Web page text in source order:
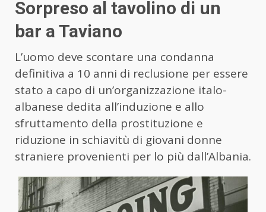
Sorpreso al tavolino di un
bar a Taviano
L’uomo deve scontare una condanna
definitiva a 10 anni di reclusione per essere
stato a capo di un’organizzazione italo-
albanese dedita all’induzione e allo
sfruttamento della prostituzione e
riduzione in schiavitù di giovani donne
straniere provenienti per lo più dall’Albania.